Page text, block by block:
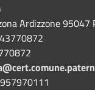
Ardizzone 95047